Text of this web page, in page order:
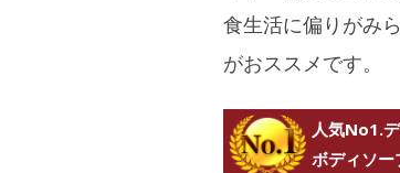
食生活に偏りがみ
がおススメです。
人気No1.
ボディソー